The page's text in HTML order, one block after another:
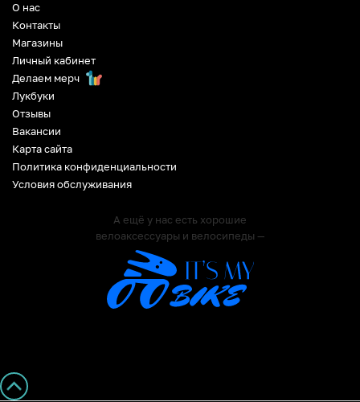
О нас
Контакты
Магазины
Личный кабинет
Делаем мерч
Лукбуки
Отзывы
Вакансии
Карта сайта
Политика конфиденциальности
Условия обслуживания
А ещё у нас есть хорошие
велоаксессуары и велосипеды —